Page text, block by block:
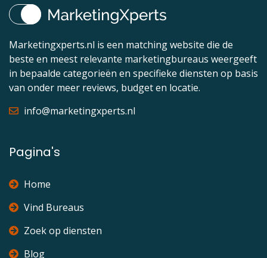
Marketingxperts.nl is een matching website die de
beste en meest relevante marketingbureaus weergeeft
in bepaalde categorieën en specifieke diensten op basis
van onder meer reviews, budget en locatie.
info@marketingxperts.nl
Pagina's
Home
Vind Bureaus
Zoek op diensten
Blog